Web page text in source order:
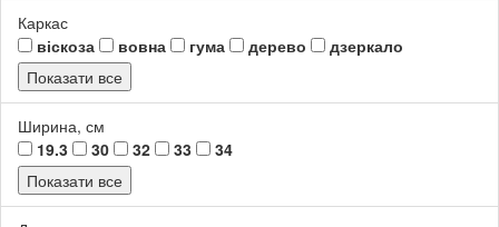
Каркас
віскоза
вовна гума дерево
дзеркало
Показати все
Ширина, см
19.3
30 32 33
34
Показати все